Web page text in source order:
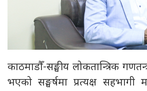
काठमाडौँ-सङ्घीय लोकतान्त्रिक
भएको सङ्घर्षमा प्रत्यक्ष